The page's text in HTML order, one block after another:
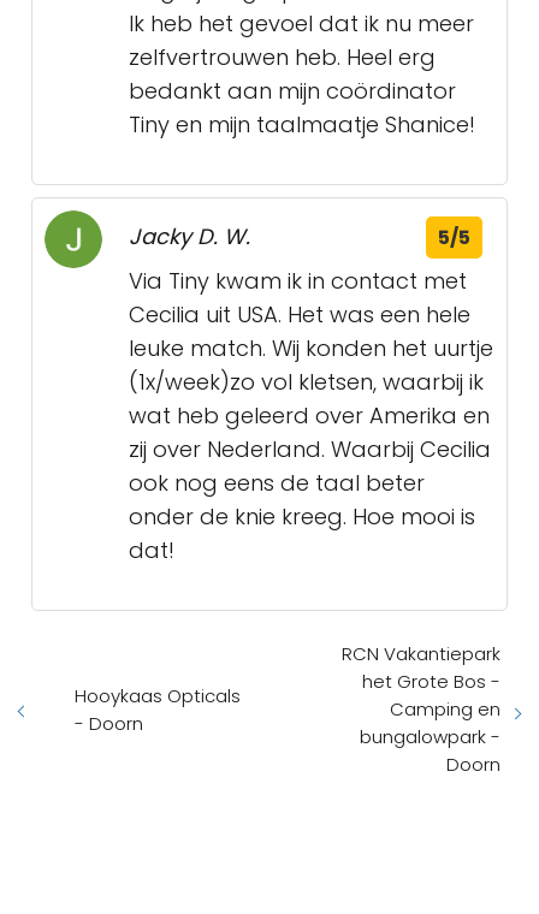
Ik heb het gevoel dat ik nu meer
zelfvertrouwen heb. Heel erg
bedankt aan mijn coördinator
Tiny en mijn taalmaatje Shanice!
Jacky D. W. 5/5
Via Tiny kwam ik in contact met
Cecilia uit USA. Het was een hele
leuke match. Wij konden het uurtje
(1x/week)zo vol kletsen, waarbij ik
wat heb geleerd over Amerika en
zij over Nederland. Waarbij Cecilia
ook nog eens de taal beter
onder de knie kreeg. Hoe mooi is
dat!
Hooykaas Opticals
- Doorn
RCN Vakantiepark
het Grote Bos -
Camping en
bungalowpark -
Doorn